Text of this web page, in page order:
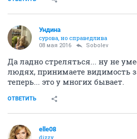
Ундинa
сурова, но справедлива
08 мая 2016 Sobolev
Да ладно стреляться... ну не
людях, принимаете видимость
теперь... это у многих бывает.
ОТВЕТИТЬ
elle08
dizzy